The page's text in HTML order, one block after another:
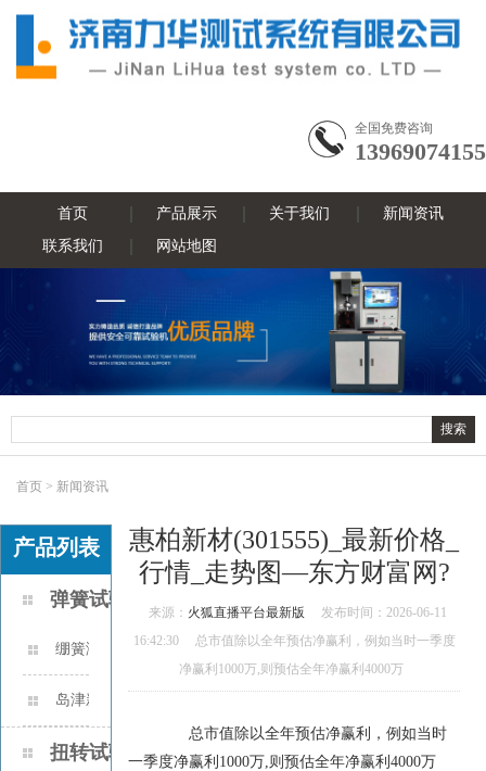
全国免费咨询
13969074155
首页 产品展示 关于我们
新闻资讯
联系我们
网站地图
首页 > 新闻资讯
产品列表
弹簧试验机
绷簧测力计的作业原理是什
么？岛津新款电子式全能资料实
验机AUTOGRAPH AGS-X2 系列
扭转试验机
惠柏新材(301555)_最新价格_
行情_走势图—东方财富网?
来源： 火狐直播平台最新版
发布时间：2026-06-11
16:42:30
总市值除以全年预估净赢利，例如当时一季度
净赢利1000万,则预估全年净赢利4000万
总市值除以全年预估净赢利，例如当时
一季度净赢利1000万,则预估全年净赢利4000万